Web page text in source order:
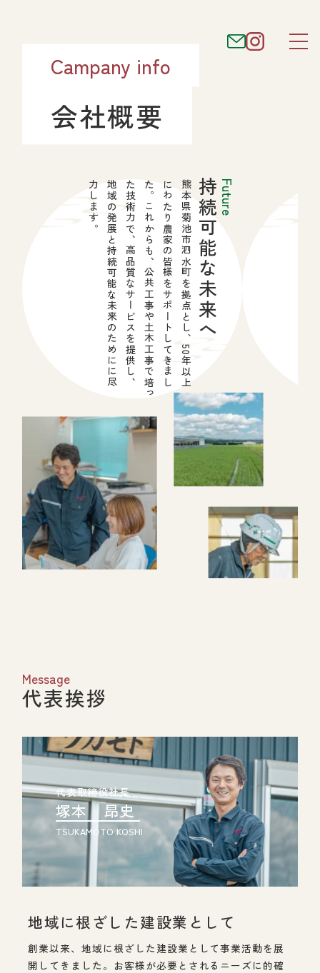
Campany info
会社概要
Future
持続可能な未来へ
熊本県菊池市泗水町を拠点とし、50年以上
にわたり農家の皆様をサポートしてきまし
た。これからも、公共工事や土木工事で培っ
た技術力で、高品質なサービスを提供し、
地域の発展と持続可能な未来のためにに尽
力します。
Message
代表挨拶
代表取締役社長
塚本 昂史
TSUKAMOTO KOSHI
地域に根ざした建設業として
創業以来、地域に根ざした建設業として事業活動を展
開してきました。お客様が必要とされるニーズに的確